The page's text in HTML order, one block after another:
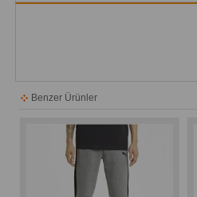
Benzer Ürünler